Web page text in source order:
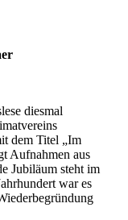
diesmal
dem Titel „Im
Aufnahmen aus
Jubiläum steht im
war es